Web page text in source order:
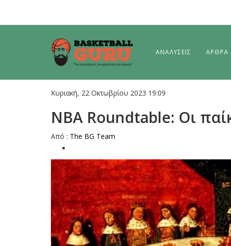
ΑΝΑΛΥΣΕΙΣ ΑΡΘΡΑ
Κυριακή, 22 Οκτωβρίου 2023 19:09
ΝΒΑ Roundtable: Οι
Aπό : The BG Team